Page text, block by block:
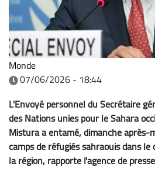
Monde
07/06/2026 - 18:44
L'Envoyé personnel du Secrétaire
des Nations unies pour le Sahara
Mistura a entamé, dimanche après-
camps de réfugiés sahraouis dans
la région, rapporte l'agence de